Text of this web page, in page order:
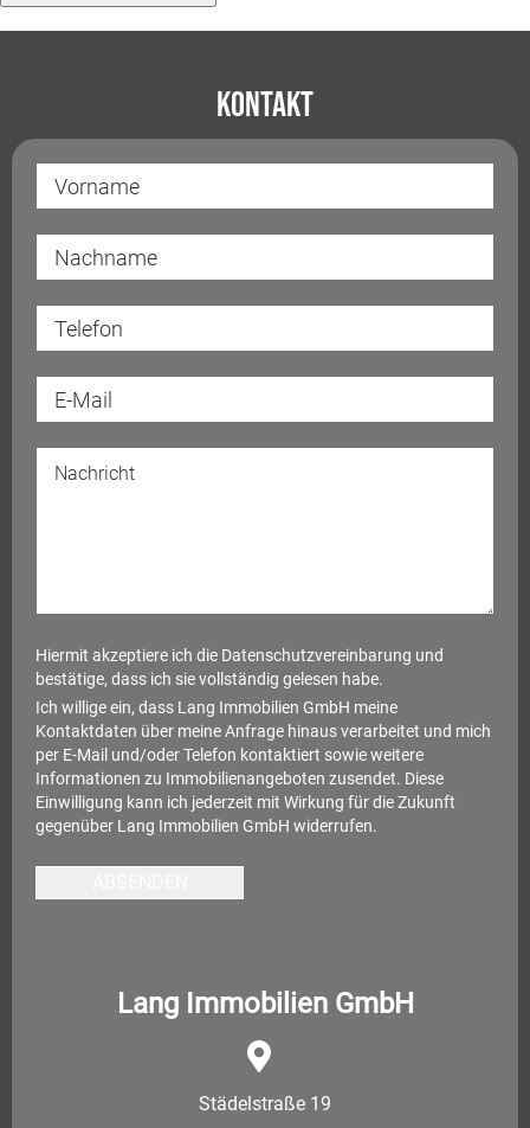
Kontakt
Hiermit akzeptiere ich die Datenschutzvereinbarung und
bestätige, dass ich sie vollständig gelesen habe.
Ich willige ein, dass Lang Immobilien GmbH meine
Kontaktdaten über meine Anfrage hinaus verarbeitet und mich
per E-Mail und/oder Telefon kontaktiert sowie weitere
Informationen zu Immobilienangeboten zusendet. Diese
Einwilligung kann ich jederzeit mit Wirkung für die Zukunft
gegenüber Lang Immobilien GmbH widerrufen.
Lang Immobilien GmbH
Städelstraße 19